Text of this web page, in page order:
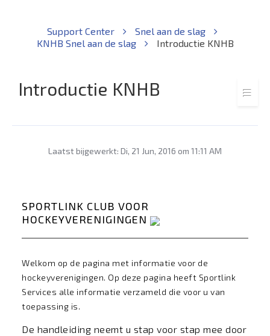
Support Center
Snel aan de slag
KNHB Snel aan de slag
Introductie KNHB
Introductie KNHB
Laatst bijgewerkt: Di, 21 Jun, 2016 om 11:11 AM
SPORTLINK CLUB VOOR
HOCKEYVERENIGINGEN
Welkom op de pagina met informatie voor de
hockeyverenigingen. Op deze pagina heeft Sportlink
Services alle informatie verzameld die voor u van
toepassing is.
De handleiding neemt u stap voor stap mee door